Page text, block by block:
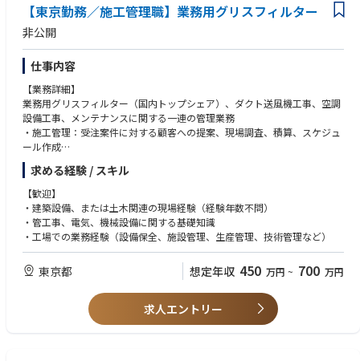
- Check work-front readiness before start: latest drawings, permits, survey
controls, access, temporary works, materials, manpower, plant, inspecti
ons and testing requirements.
- Coordinate daily with civil contractors, survey, QA/QC, safety, electrica
l, mechanical, process and logistics teams to remove constraints and pre
〇Quality, inspections and interface control
- Inspect the actual works against drawings, specifications, ITPs, toleranc
es and approved method statements before requesting formal inspectio
n.
- Verify critical hold points including excavation approval, blinding, reba
r, formwork, embeds, anchor bolts, concrete pre-pour checks, backfillin
g and waterproofing as applicable.
- Identify clashes, missing openings, wrong levels, poor workmanship, d
amaged works or out-of-sequence activities early and propose practical
corrective actions.
- Maintain daily records, inspection evidence, redline/as-built inputs, NC
Rs, punch lists, quantities, equipment usage and material status.
〇Planning, reporting and problem solving
- Support short-interval planning and 2-3 week look-ahead planning by
confirming constraints, work sequence, contractor readiness and inspect
ion requirements.
- Prepare clear English daily reports with measurable progress, photogra
results, survey records, RFIs, NCRs, punch lists and redlines.
- Strong English communication: minimum CEFR B2 or equivalent; able t
o write clear daily reports, inspection notes, action trackers and escalatio
n summaries.
- Competent in Microsoft Office, construction reporting tools, document-
control systems and basic CAD/PDF markup.
- Able to assess schedule, cost, quality and safety impact of field issues a
nd recommend practical corrective actions.
【Desirable】
- Construction management qualification.
lanning or contract administration.
- Japan project experience or experience working with Japanese contract
ors and local authorities.
- Water treatment, aquaculture, food-grade, process plant, utilities or in
dustrial building experience.
- Japanese language capability for contractor and authority coordinatio
- Experience with Primavera P6, MS Project, BIM/3D models, Bluebeam,
AutoCAD or similar tools.
【東京勤務／施工管理職】業務用グリスフィルター
非公開
仕事内容
【業務詳細】
業務用グリスフィルター（国内トップシェア）、ダクト送風機工事、空調
設備工事、メンテナンスに関する一連の管理業務
・施工管理：受注案件に対する顧客への提案、現場調査、積算、スケジュ
ール作成
・安全管理：施工現場の巡回、法令順守に基づく安全対策の徹底
・品質管理：施工現場の巡回、施工品質検査の実施
・業者管理：安定した施工体制の構築
取引実績のある顧客への提案、管理業務をお任せいたします
・顧客は商業施設、スーパー、食品工場、飲食チェーンなど
求める経験 / スキル
【歓迎】
・建築設備、または土木関連の現場経験（経験年数不問）
・管工事、電気、機械設備に関する基礎知識
・工場での業務経験（設備保全、施設管理、生産管理、技術管理など）
東京都 想定年収 450 万円 ~ 700 万円
求人エントリー